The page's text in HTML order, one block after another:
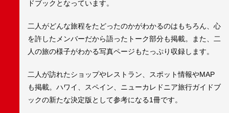
ドブックとなっています。
二人がどんな旅程をたどったのかがわかるのはもちろん、心
を許したメンバーだから語ったトーク部分も掲載。また、二
人の旅の様子がわかる写真ページもたっぷり収録します。
二人が訪れたショップやレストラン、スポット情報やMAP
も掲載。ハワイ、スペイン、ニューカレドニア旅行ガイドブ
ックの新たな決定版として参考になる1冊です。